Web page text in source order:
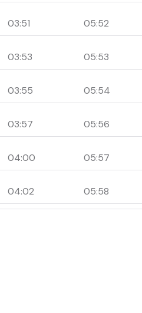
03:51 05:52
03:53 05:53
03:55 05:54
03:57 05:56
04:00 05:57
04:02 05:58